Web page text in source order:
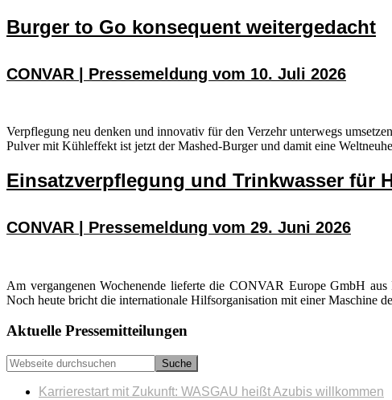
Burger to Go konsequent weitergedacht
CONVAR | Pressemeldung vom 10. Juli 2026
Verpflegung neu denken und innovativ für den Verzehr unterwegs
Pulver mit Kühleffekt ist jetzt der Mashed-Burger und damit eine
Einsatzverpflegung und Trinkwasser für
CONVAR | Pressemeldung vom 29. Juni 2026
Am vergangenen Wochenende lieferte die CONVAR Europe GmbH
Noch heute bricht die internationale Hilfsorganisation mit einer Maschine
Seitenspalte
Aktuelle Pressemitteilungen
Webseite
durchsuchen
Karrierestart mit Zukunft: WASGAU heißt Azubis willkommen